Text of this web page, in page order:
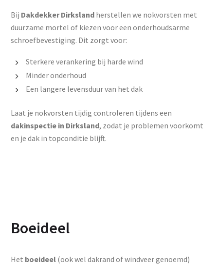
Bij Dakdekker Dirksland herstellen we nokvorsten met
duurzame mortel of kiezen voor een onderhoudsarme
schroefbevestiging. Dit zorgt voor:
Sterkere verankering bij harde wind
Minder onderhoud
Een langere levensduur van het dak
Laat je nokvorsten tijdig controleren tijdens een
dakinspectie in Dirksland, zodat je problemen voorkomt
en je dak in topconditie blijft.
Boeideel
Het boeideel (ook wel dakrand of windveer genoemd)